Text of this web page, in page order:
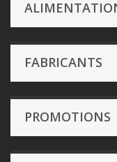
FABRICANTS
PROMOTIONS